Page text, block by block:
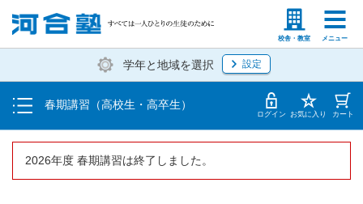
校舎・教室 メニュー
塾生の方 高等学校の先生
学年と地域を選択 設定
春期講習（高校生・高卒生）
受講料・お申し込み方法
受講開始までの流れ
校舎・教室一覧 ログイン お気に入り カート
2026年度 春期講習は終了しました。